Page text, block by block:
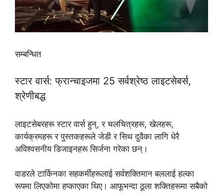
सम्बन्धित
स्टार वार्स: फ्रान्चाइजमा 25 सर्वश्रेष्ठ लाइटसेबर्स,
श्रेणीबद्ध
लाइटसेबरहरू स्टार वार्स हुन्, र चलचित्रहरू, खेलहरू,
कार्यक्रमहरू र पुस्तकहरूले जेडी र सिथ दुवैका लागि धेरै
अविश्वसनीय डिजाइनहरू सिर्जना गरेका छन्।
वाडरले टार्किनका सहकर्मीहरूलाई सर्वशक्तिमान बललाई हल्का
रूपमा लिएकोमा हप्काएका थिए। आफूभन्दा ठूला शक्तिहरूमा सबैको